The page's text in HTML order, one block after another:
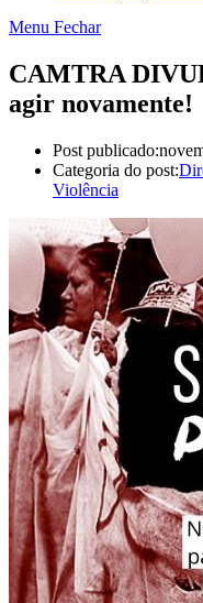
Menu Fechar
CAMTRA
agir novamente!
Post publicado:
Categoria do post:
Violência